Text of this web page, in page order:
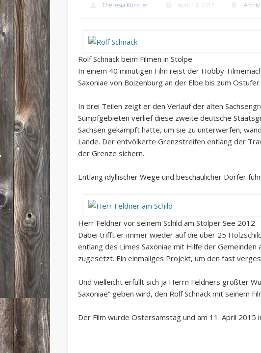
Theresia Künstler April 13, 2015
Rolf Schnack beim Filmen in Stolpe
In einem 40 minütigen Film reist der Hobby-
Saxoniae von Boizenburg an der Elbe bis zum
In drei Teilen zeigt er den Verlauf der alten
Sumpfgebieten verlief diese zweite deutsche
Sachsen gekämpft hatte, um sie zu unterwerfen,
Lande. Der entvölkerte Grenzstreifen entlang der
der Grenze sichern.
Entlang idyllischer Wege und beschaulicher Dörfer
Herr Feldner vor seinem Schild am Stolper See 2012
Dabei trifft er immer wieder auf die über 25
entlang des Limes Saxoniae mit Hilfe der
zugesetzt. Ein einmaliges Projekt, um den fast
Und vielleicht erfüllt sich ja Herrn Feldners größter
Saxoniae“ geben wird, den Rolf Schnack mit seinem
Der Film wurde Ostersamstag und am 11. April 2015